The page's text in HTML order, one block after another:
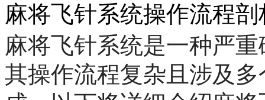
麻将飞针系统操作流程剖
麻将飞针系统是一种严
其操作流程复杂且涉及